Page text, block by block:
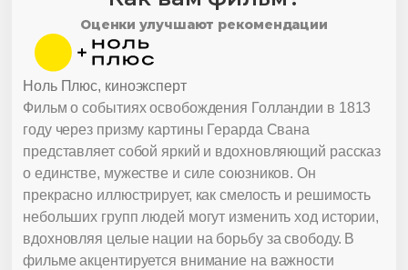
Оценки улучшают рекомендации
Фильм о событиях освобождения Голландии в 1813
году через призму картины Герарда Свана
представляет собой яркий и вдохновляющий рассказ
о единстве, мужестве и силе союзников. Он
прекрасно иллюстрирует, как смелость и решимость
небольших групп людей могут изменить ход истории,
вдохновляя целые нации на борьбу за свободу. В
фильме акцентируется внимание на важности
Ноль Плюс, киноэксперт